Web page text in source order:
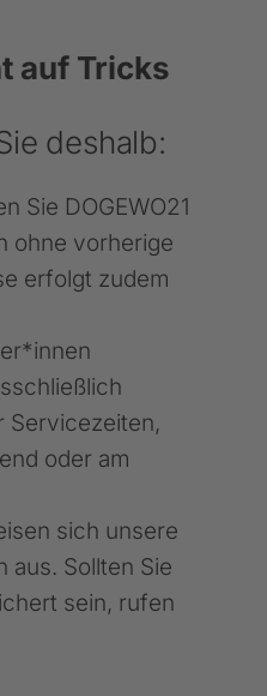
auf Tricks
deshalb:
Sie DOGEWO21
ohne vorherige
erfolgt zudem
Servicezeiten,
oder am
sich unsere
aus. Sollten Sie
sein, rufen